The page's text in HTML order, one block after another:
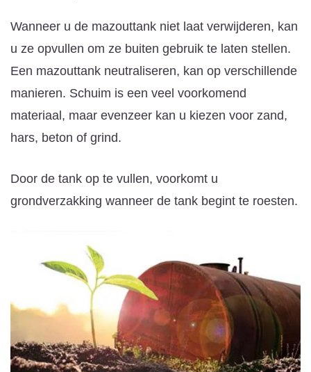
Wanneer u de mazouttank niet laat verwijderen, kan
u ze opvullen om ze buiten gebruik te laten stellen.
Een mazouttank neutraliseren, kan op verschillende
manieren. Schuim is een veel voorkomend
materiaal, maar evenzeer kan u kiezen voor zand,
hars, beton of grind.
Door de tank op te vullen, voorkomt u
grondverzakking wanneer de tank begint te roesten.